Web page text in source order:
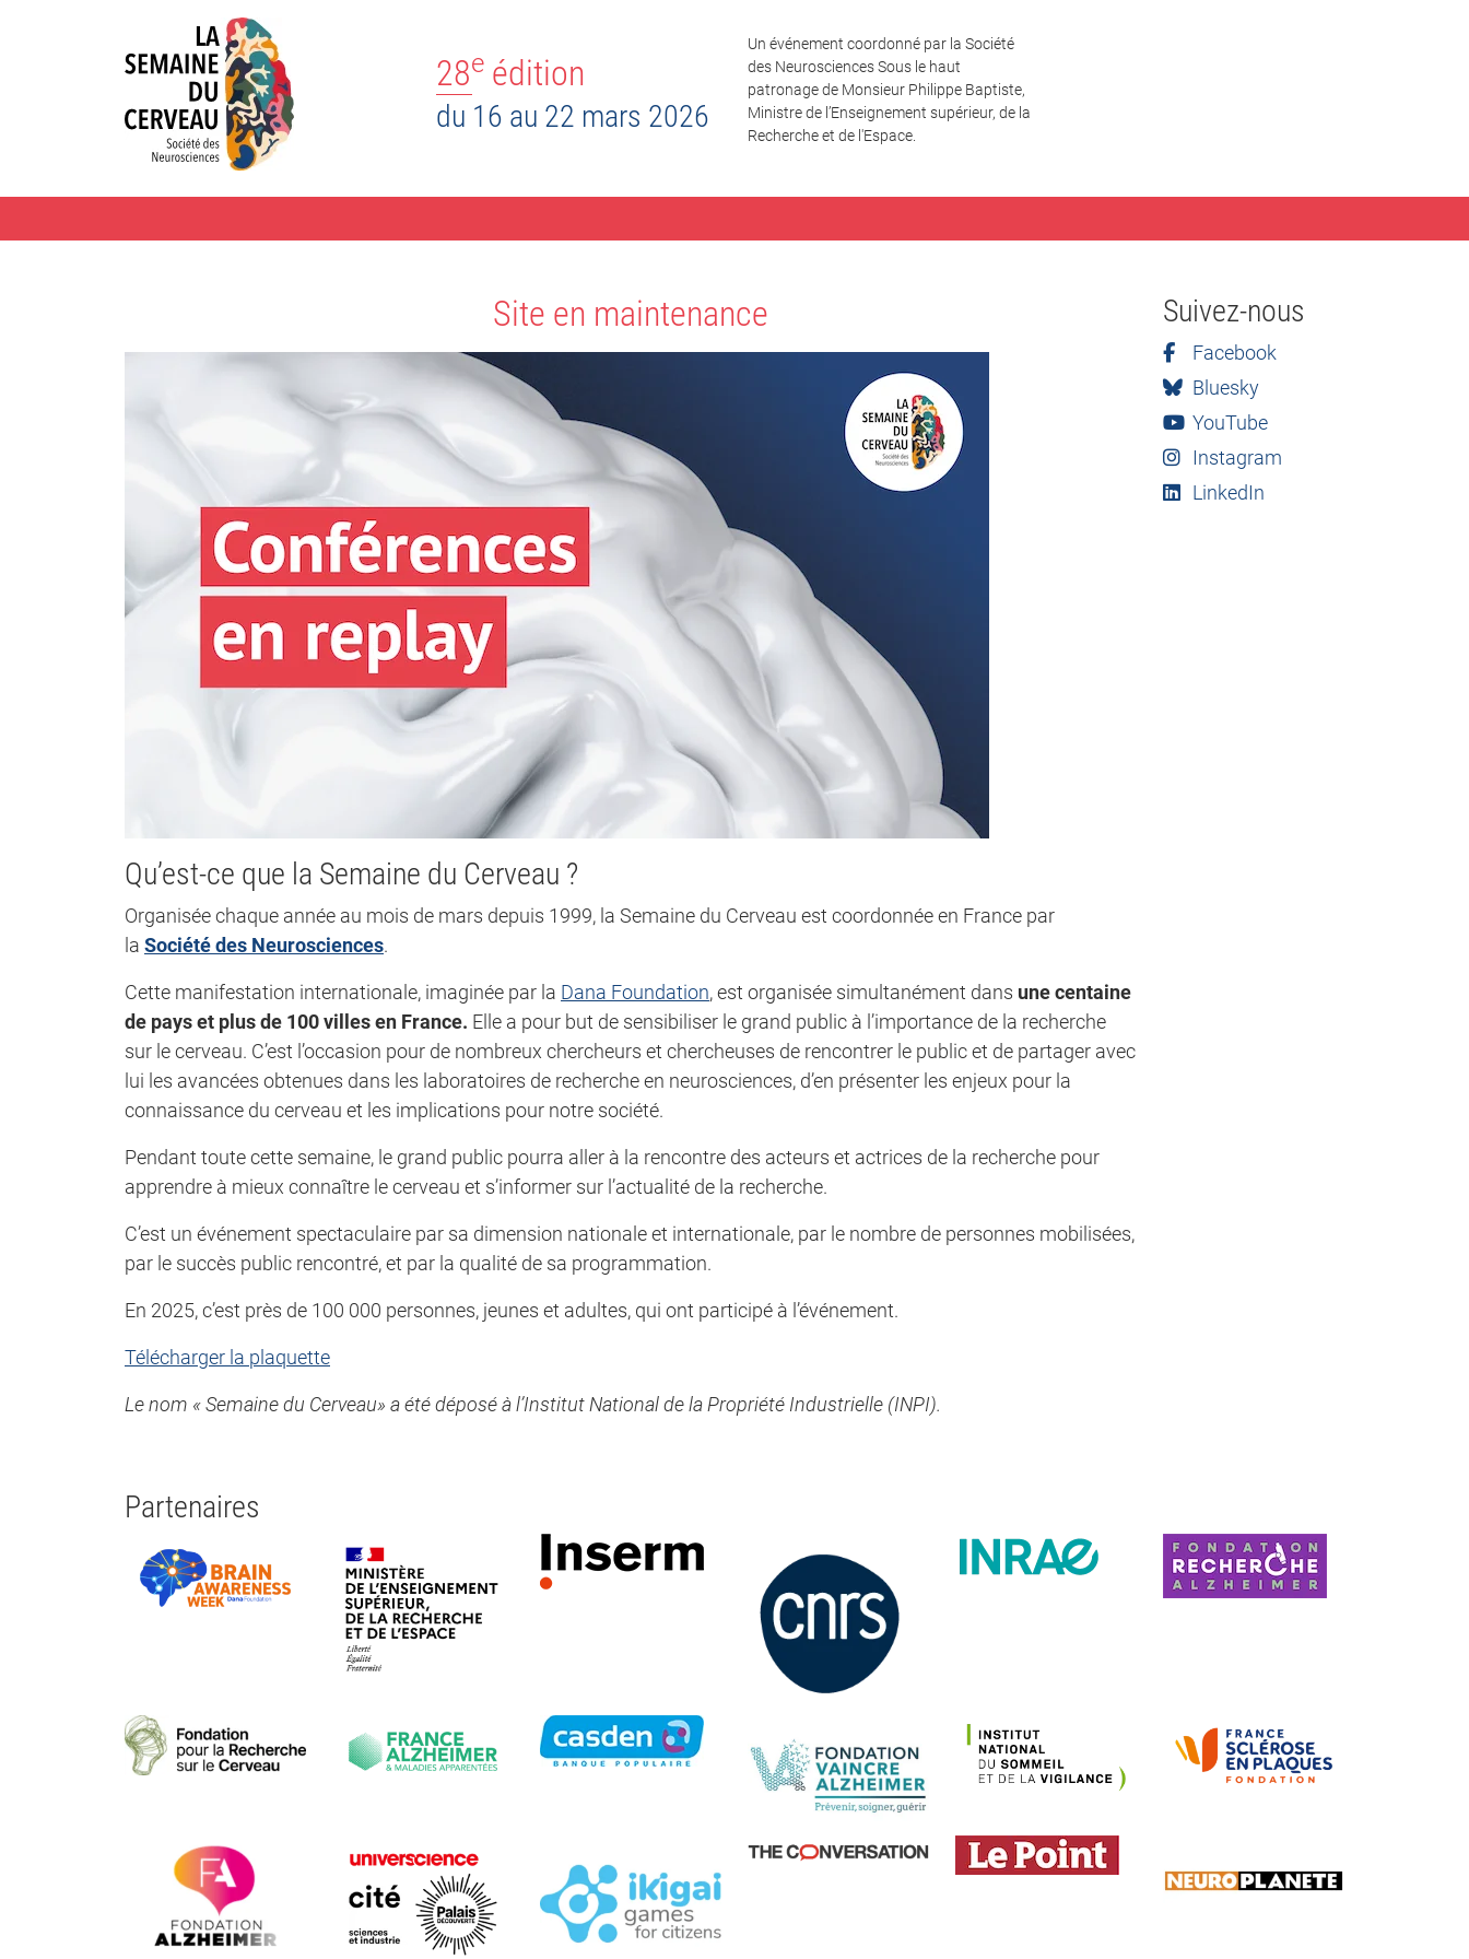
28e édition
du 16 au 22 mars 2026
Un événement coordonné par la Société
des Neurosciences Sous le haut
patronage de Monsieur Philippe Baptiste,
Ministre de l’Enseignement supérieur, de la
Recherche et de l'Espace.
Site en maintenance
Qu’est-ce que la Semaine du Cerveau ?
Organisée chaque année au mois de mars depuis 1999, la Semaine du Cerveau est coordonnée en France par
la Société des Neurosciences.
Cette manifestation internationale, imaginée par la Dana Foundation, est organisée simultanément dans une centaine
de pays et plus de 100 villes en France. Elle a pour but de sensibiliser le grand public à l’importance de la recherche
sur le cerveau. C’est l’occasion pour de nombreux chercheurs et chercheuses de rencontrer le public et de partager avec
lui les avancées obtenues dans les laboratoires de recherche en neurosciences, d’en présenter les enjeux pour la
connaissance du cerveau et les implications pour notre société.
Pendant toute cette semaine, le grand public pourra aller à la rencontre des acteurs et actrices de la recherche pour
apprendre à mieux connaître le cerveau et s’informer sur l’actualité de la recherche.
C’est un événement spectaculaire par sa dimension nationale et internationale, par le nombre de personnes mobilisées,
par le succès public rencontré, et par la qualité de sa programmation.
En 2025, c’est près de 100 000 personnes, jeunes et adultes, qui ont participé à l’événement.
Télécharger la plaquette
Le nom « Semaine du Cerveau» a été déposé à l’Institut National de la Propriété Industrielle (INPI).
Suivez-nous
Facebook
Bluesky
YouTube
Instagram
LinkedIn
Partenaires